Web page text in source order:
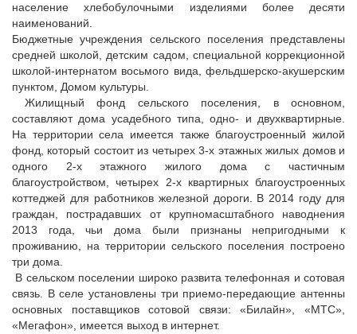
население хлебобулочными изделиями более десяти
наименований.
Бюджетные учреждения сельского поселения представлены
средней школой, детским садом, специальной коррекционной
школой-интернатом восьмого вида, фельдшерско-акушерским
пунктом, Домом культуры.
Жилищный фонд сельского поселения, в основном,
составляют дома усадебного типа, одно- и двухквартирные.
На территории села имеется также благоустроенный жилой
фонд, который состоит из четырех 3-х этажных жилых домов и
одного 2-х этажного жилого дома с частичным
благоустройством, четырех 2-х квартирных благоустроенных
коттеджей для работников железной дороги. В 2014 году для
граждан, пострадавших от крупномасштабного наводнения
2013 года, чьи дома были признаны непригодными к
проживанию, на территории сельского поселения построено
три дома.
В сельском поселении широко развита телефонная и сотовая
связь. В селе установлены три приемо-передающие антенны
основных поставщиков сотовой связи: «Билайн», «МТС»,
«Мегафон», имеется выход в интернет.